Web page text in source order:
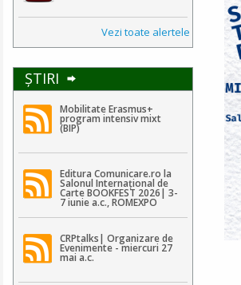
Vezi toate alertele
ŞTIRI
Mobilitate Erasmus+
program intensiv mixt
(BIP)
Editura Comunicare.ro la
Salonul Internațional de
Carte BOOKFEST 2026| 3-
7 iunie a.c., ROMEXPO
CRPtalks| Organizare de
Evenimente - miercuri 27
mai a.c.